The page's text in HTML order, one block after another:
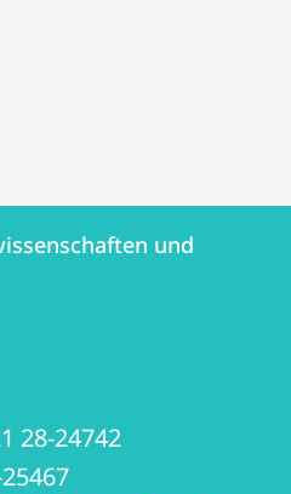
und
28-24742